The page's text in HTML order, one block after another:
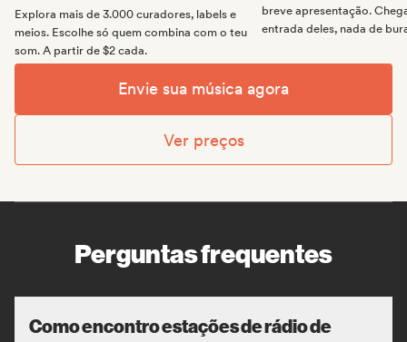
Explora mais de 3.000 curadores, labels e
meios. Escolhe só quem combina com o teu
som. A partir de $2 cada.
breve apresentação.
entrada deles, nada de
Envie sua música agora
Ver preços
Perguntas frequentes
Como encontro estações de rádio de